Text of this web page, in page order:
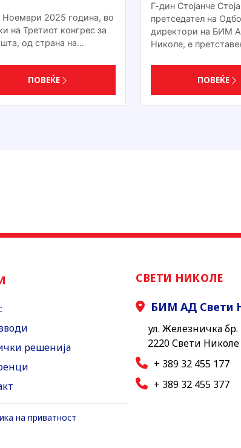
Ноември 2025 година, во
на Третиот конгрес за
од страна на…
ПОВЕЌЕ
Г-дин Стојанче
претседател на
директори на БИМ
Николе, е
ПОВЕЌЕ
решенија
на приватност
СВЕТИ НИКОЛЕ
БИМ АД Свети
ул. Железничка бр.
2220 Свети Николе
+ 389 32 455 177
+ 389 32 455 377